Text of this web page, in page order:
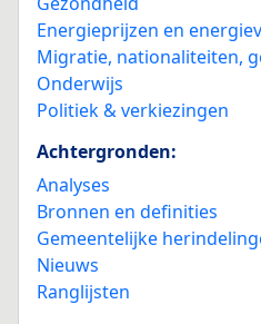
Energieprijzen en
Migratie, nationaliteiten,
Onderwijs
Politiek & verkiezingen
Achtergronden:
Analyses
Bronnen en definities
Gemeentelijke
Nieuws
Ranglijsten